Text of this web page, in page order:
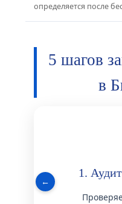
определяется после
5 шагов
в
←
1.